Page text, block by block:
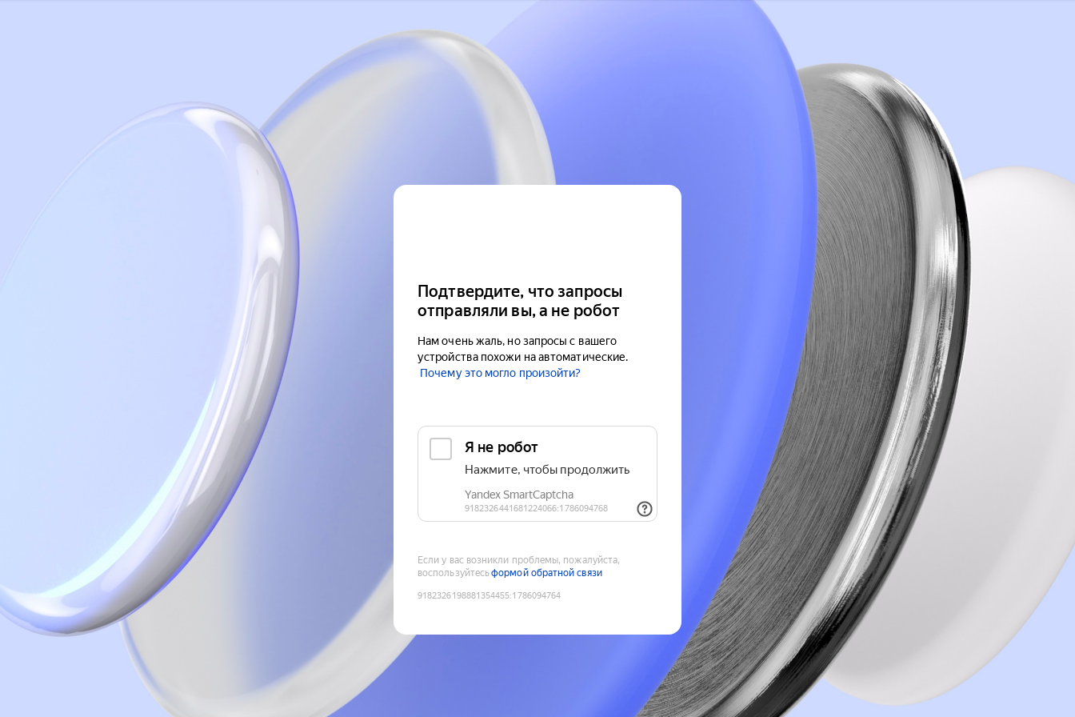
Подтвердите, что запросы
отправляли вы, а не робот
Нам очень жаль, но запросы с вашего
устройства похожи на автоматические.
Почему это могло произойти?
Если у вас возникли проблемы, пожалуйста,
воспользуйтесьформой обратной связи
9182326198881354455:1786094764